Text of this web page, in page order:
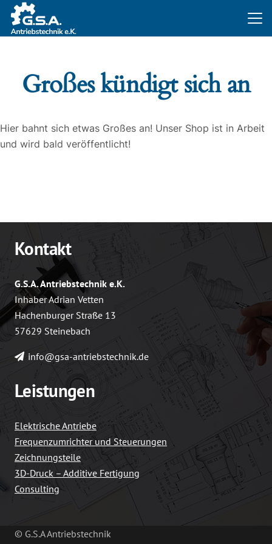
Großes kündigt sich an
Hier bahnt sich etwas Großes an! Unser Shop ist in Arbeit
und wird bald veröffentlicht!
Kontakt
G.S.A. Antriebstechnik e.K.
Inhaber Adrian Vetten
Hachenburger Straße 13
57629 Steinebach
info@gsa-antriebstechnik.de
Leistungen
Elektrische Antriebe
Frequenzumrichter und Steuerungen
Zeichnungsteile
3D-Druck – Additive Fertigung
Consulting
© G.S.A Antriebstechnik